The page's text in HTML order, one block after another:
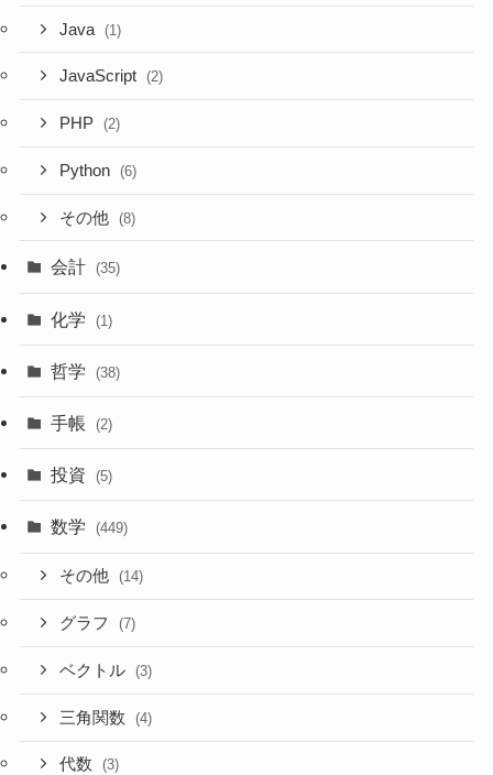
Java (1)
JavaScript (2)
PHP (2)
Python (6)
その他 (8)
会計 (35)
化学 (1)
哲学 (38)
手帳 (2)
投資 (5)
数学 (449)
その他 (14)
グラフ (7)
ベクトル (3)
三角関数 (4)
代数 (3)